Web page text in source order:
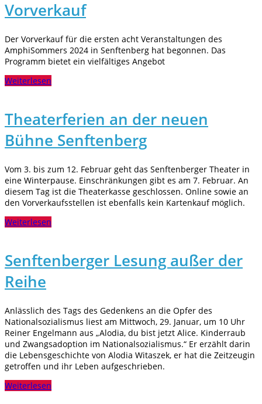
Vorverkauf
Der Vorverkauf für die ersten acht Veranstaltungen des
AmphiSommers 2024 in Senftenberg hat begonnen. Das
Programm bietet ein vielfältiges Angebot
Weiterlesen
Theaterferien an der neuen
Bühne Senftenberg
Vom 3. bis zum 12. Februar geht das Senftenberger Theater in
eine Winterpause. Einschränkungen gibt es am 7. Februar. An
diesem Tag ist die Theaterkasse geschlossen. Online sowie an
den Vorverkaufsstellen ist ebenfalls kein Kartenkauf möglich.
Weiterlesen
Senftenberger Lesung außer der
Reihe
Anlässlich des Tags des Gedenkens an die Opfer des
Nationalsozialismus liest am Mittwoch, 29. Januar, um 10 Uhr
Reiner Engelmann aus „Alodia, du bist jetzt Alice. Kinderraub
und Zwangsadoption im Nationalsozialismus.“ Er erzählt darin
die Lebensgeschichte von Alodia Witaszek, er hat die Zeitzeugin
getroffen und ihr Leben aufgeschrieben.
Weiterlesen